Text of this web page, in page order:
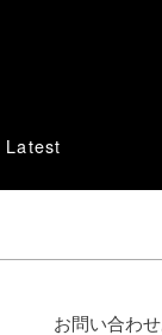
Latest
お問い合わ